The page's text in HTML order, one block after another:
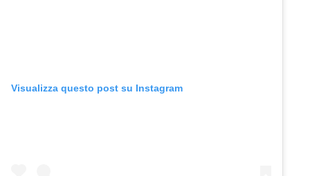
Visualizza questo post su Instagram